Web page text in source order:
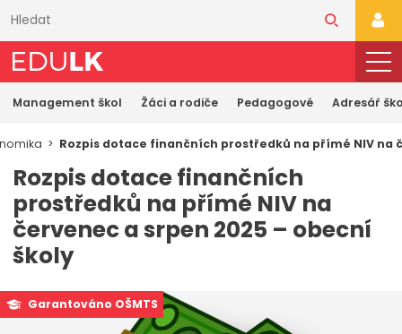
obsahu
Management škol Žáci a rodiče Pedagogové Adresář
Rozpis dotace finančních prostředků na přímé NIV na
Rozpis dotace finančních
prostředků na přímé NIV na
červenec a srpen 2025 – obecní
školy
Garantováno OŠMTS